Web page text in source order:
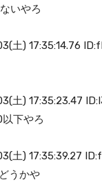
いやろ
土) 17:35:14.76
土) 17:35:23.47
下やろ
土) 17:35:39.27
うかや